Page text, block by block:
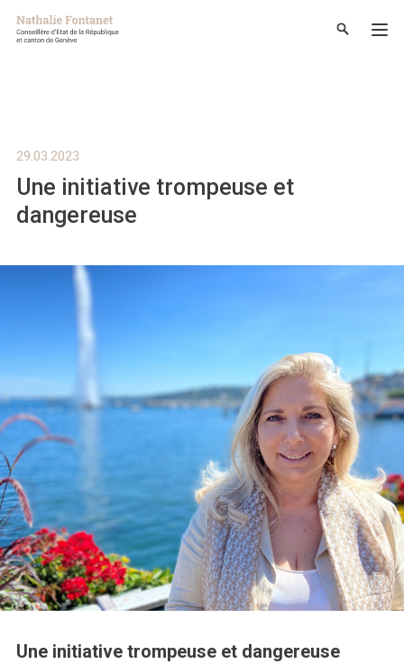
29.03.2023
Une initiative trompeuse et
dangereuse
Une initiative trompeuse et dangereuse